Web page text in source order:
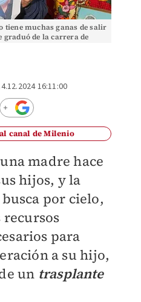
tiene muchas ganas de salir
graduó de la carrera de
16:11:00
canal de Milenio
madre hace
hijos, y la
por cielo,
para
a su hijo,
un trasplante